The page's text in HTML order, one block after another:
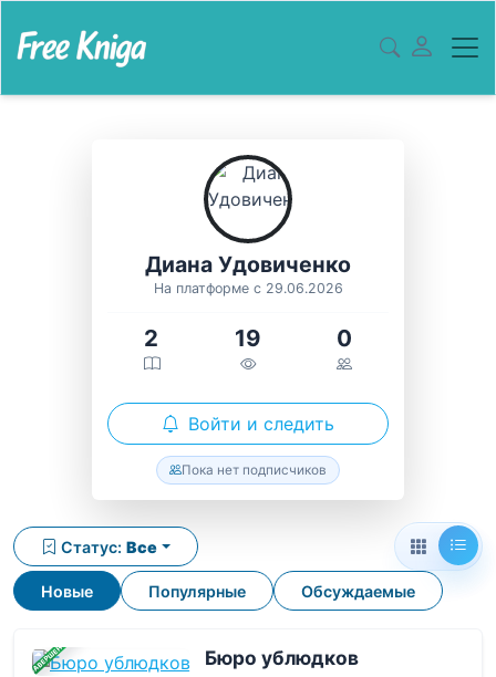
Диана Удовиченко
На платформе с 29.06.2026
2 19 0
Войти и следить
Пока нет подписчиков
Новые Популярные Обсуждаемые
Статус: Все
ЗАВЕРШЕНА Бюро ублюдков